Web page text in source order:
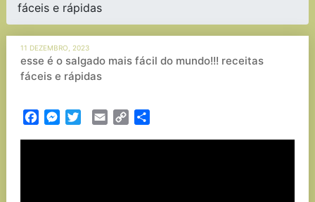
fáceis e rápidas
11 DEZEMBRO, 2023
esse é o salgado mais fácil do mundo!!! receitas
fáceis e rápidas
FacebookMessenger
TwitterEmail Copy